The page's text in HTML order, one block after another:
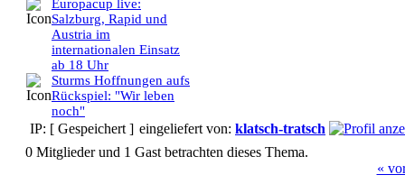
Europacup live:
Salzburg, Rapid und
Austria im
internationalen Einsatz
ab 18 Uhr
Sturms Hoffnungen aufs
Rückspiel: "Wir leben
noch"
IP: [ Gespeichert ] eingeliefert von: klatsch-tratsch
0 Mitglieder und 1 Gast betrachten dieses Thema.
«